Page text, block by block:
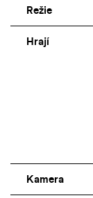
Režie
Hrají
Kamera